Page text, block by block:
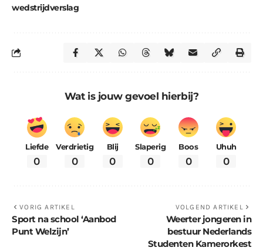
wedstrijdverslag
Wat is jouw gevoel hierbij?
Liefde
0
Verdrietig
0
Blij
0
Slaperig
0
Boos
0
Uhuh
0
VORIG ARTIKEL
Sport na school ‘Aanbod
Punt Welzijn’
VOLGEND ARTIKEL
Weerter jongeren in
bestuur Nederlands
Studenten Kamerorkest